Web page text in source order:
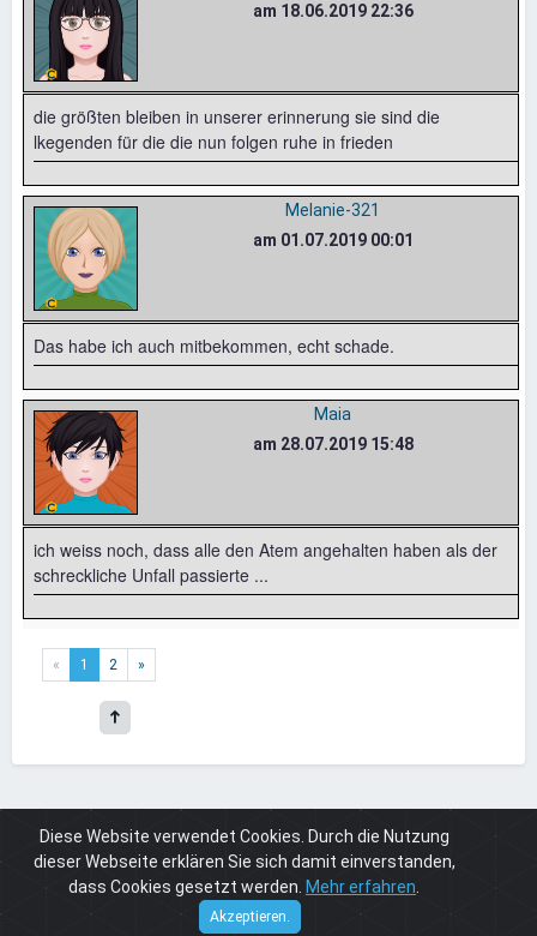
am 18.06.2019 22:36
die größten bleiben in unserer erinnerung sie sind die
lkegenden für die die nun folgen ruhe in frieden
Melanie-321
am 01.07.2019 00:01
Das habe ich auch mitbekommen, echt schade.
Maia
am 28.07.2019 15:48
ich weiss noch, dass alle den Atem angehalten haben als der
schreckliche Unfall passierte ...
« 1 2 »
Board Real WorldSport & FitnessFormel 1 Weltmeister Niki Lauda gestorben
Diese Website verwendet Cookies. Durch die Nutzung
dieser Webseite erklären Sie sich damit einverstanden,
dass Cookies gesetzt werden. Mehr erfahren
Akzeptieren.